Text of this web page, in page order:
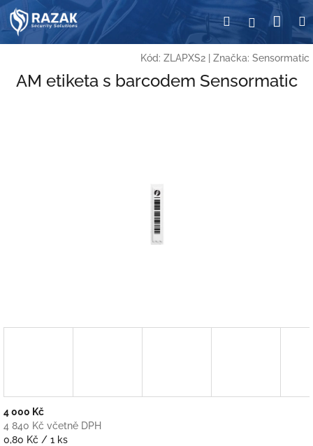
Přejít
na
obsah
HledatPřihlášení
Kód: ZLAPXS2 Značka: Sensormatic
AM etiketa s barcodem Sensormatic
4 000 Kč
4 840 Kč včetně DPH
Měrná
0,80 Kč / 1 ks